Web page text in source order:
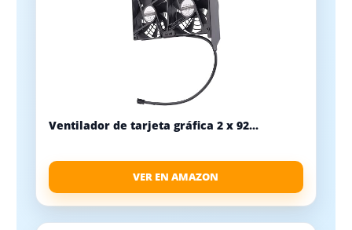
Ventilador de tarjeta gráfica 2 x 92...
VER EN AMAZON